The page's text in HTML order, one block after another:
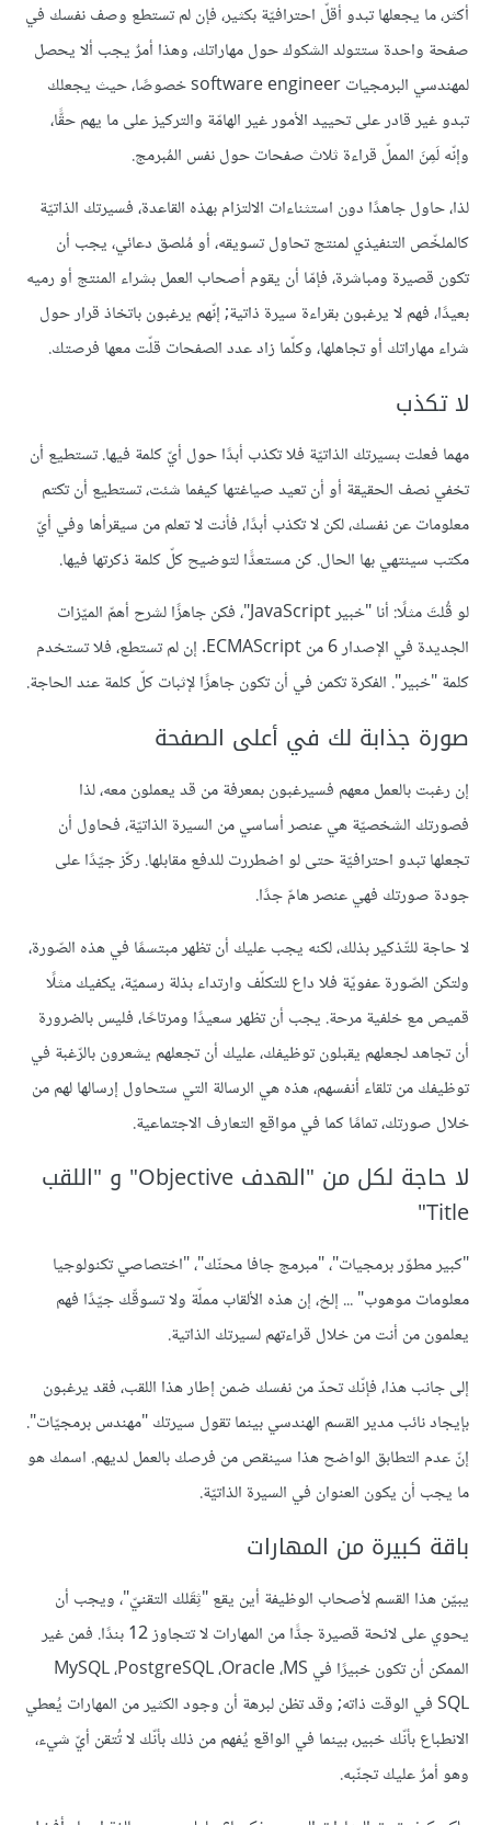
أكثر، ما يجعلها تبدو أقلّ احترافيّة بكثير، فإن لم تستطع وصف نفسك في
صفحة واحدة ستتولد الشكوك حول مهاراتك، وهذا أمرٌ يجب ألا يحصل
لمهندسي البرمجيات software engineer خصوصًا، حيث يجعلك
تبدو غير قادر على تحييد الأمور غير الهامّة والتركيز على ما يهم حقًّا،
وإنّه لَمِنَ المملّ قراءة ثلاث صفحات حول نفس المُبرمج.
لذا، حاول جاهدًا دون استثناءات الالتزام بهذه القاعدة، فسيرتك الذاتيّة
كالملخّص التنفيذي لمنتج تحاول تسويقه، أو مُلصق دعائي، يجب أن
تكون قصيرة ومباشرة، فإمّا أن يقوم أصحاب العمل بشراء المنتج أو رميه
بعيدًا، فهم لا يرغبون بقراءة سيرة ذاتية; إنّهم يرغبون باتخاذ قرار حول
شراء مهاراتك أو تجاهلها، وكلّما زاد عدد الصفحات قلّت معها فرصتك.
لا تكذب
مهما فعلت بسيرتك الذاتيّة فلا تكذب أبدًا حول أيّ كلمة فيها. تستطيع أن
تخفي نصف الحقيقة أو أن تعيد صياغتها كيفما شئت، تستطيع أن تكتم
معلومات عن نفسك، لكن لا تكذب أبدًا، فأنت لا تعلم من سيقرأها وفي أيّ
مكتب سينتهي بها الحال. كن مستعدًّا لتوضيح كلّ كلمة ذكرتها فيها.
لو قُلتَ مثلًا: أنا "خبير JavaScript"، فكن جاهزًا لشرح أهمّ الميّزات
الجديدة في الإصدار 6 من ECMAScript. إن لم تستطع، فلا تستخدم
كلمة "خبير". الفكرة تكمن في أن تكون جاهزًا لإثبات كلّ كلمة عند الحاجة.
صورة جذابة لك في أعلى الصفحة
إن رغبت بالعمل معهم فسيرغبون بمعرفة من قد يعملون معه، لذا
فصورتك الشخصيّة هي عنصر أساسي من السيرة الذاتيّة، فحاول أن
تجعلها تبدو احترافيّة حتى لو اضطررت للدفع مقابلها. ركّز جيّدًا على
جودة صورتك فهي عنصر هامّ جدًا.
لا حاجة للتّذكير بذلك، لكنه يجب عليك أن تظهر مبتسمًا في هذه الصّورة،
ولتكن الصّورة عفويّة فلا داع للتكلّف وارتداء بذلة رسميّة، يكفيك مثلًا
قميص مع خلفية مرحة. يجب أن تظهر سعيدًا ومرتاحًا، فليس بالضرورة
أن تجاهد لجعلهم يقبلون توظيفك، عليك أن تجعلهم يشعرون بالرّغبة في
توظيفك من تلقاء أنفسهم، هذه هي الرسالة التي ستحاول إرسالها لهم من
خلال صورتك، تمامًا كما في مواقع التعارف الاجتماعية.
لا حاجة لكل من "الهدف Objective" و "اللقب
Title"
"كبير مطوّر برمجيات"، "مبرمج جافا محنّك"، "اختصاصي تكنولوجيا
معلومات موهوب" ... إلخ، إن هذه الألقاب مملّة ولا تسوقّك جيّدًا فهم
يعلمون من أنت من خلال قراءتهم لسيرتك الذاتية.
إلى جانب هذا، فإنّك تحدّ من نفسك ضمن إطار هذا اللقب، فقد يرغبون
بإيجاد نائب مدير القسم الهندسي بينما تقول سيرتك "مهندس برمجيّات".
إنّ عدم التطابق الواضح هذا سينقص من فرصك بالعمل لديهم. اسمك هو
ما يجب أن يكون العنوان في السيرة الذاتيّة.
باقة كبيرة من المهارات
يبيّن هذا القسم لأصحاب الوظيفة أين يقع "ثِقَلك التقنيّ"، ويجب أن
يحوي على لائحة قصيرة جدًّا من المهارات لا تتجاوز 12 بندًا. فمن غير
الممكن أن تكون خبيرًا في MySQL ،PostgreSQL ،Oracle ،MS
SQL في الوقت ذاته; وقد تظن لبرهة أن وجود الكثير من المهارات يُعطي
الانطباع بأنّك خبير، بينما في الواقع يُفهم من ذلك بأنّك لا تُتقن أيّ شيء،
وهو أمرٌ عليك تجنّبه.